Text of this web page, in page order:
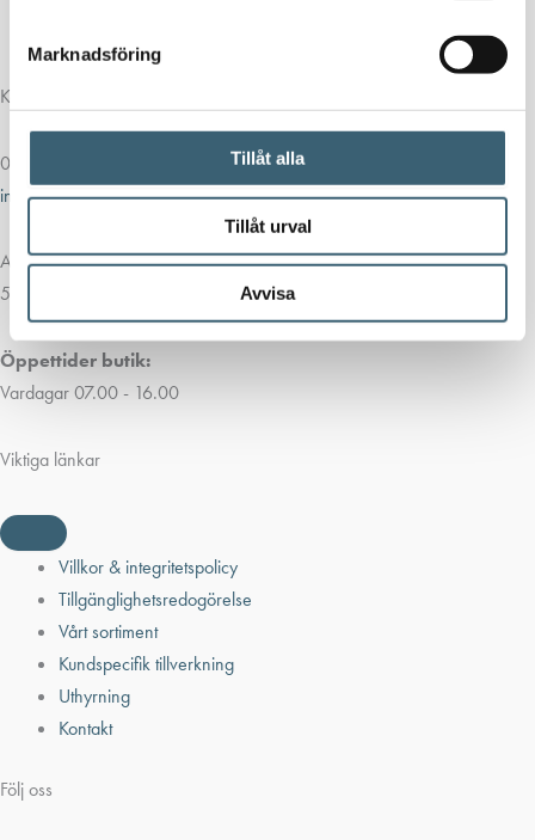
Marknadsföring
Tillåt alla
Tillåt urval
Avvisa
Kontakt
013-39 30 90
info@alvestadtanken.se
Algolgatan 7
583 30 Linköping
Öppettider butik:
Vardagar 07.00 - 16.00
Viktiga länkar
Villkor & integritetspolicy
Tillgänglighetsredogörelse
Vårt sortiment
Kundspecifik tillverkning
Uthyrning
Kontakt
Följ oss